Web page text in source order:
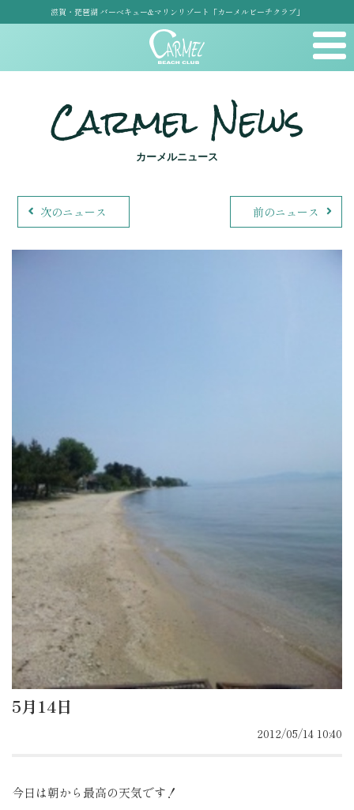
滋賀・琵琶湖 バーベキュー&マリンリゾート「カーメルビーチクラブ」
Carmel News
カーメルニュース
次のニュース 前のニュース
5月14日
2012/05/14 10:40
今日は朝から最高の天気です！